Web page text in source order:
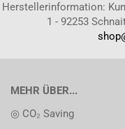
Herstellerinformation:
1 - 92253
MEHR ÜBER...
◎ CO₂ Saving